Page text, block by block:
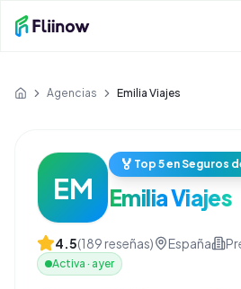
Inicio Agencias Emilia Viajes
EM
🏅 Top 5 en Seguros
Emilia Viajes
4.5(189reseñas) España
Activa · ayer